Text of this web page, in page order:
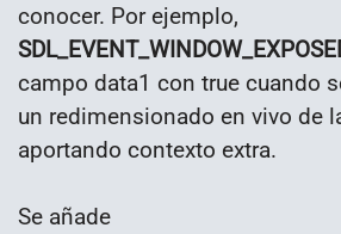
conocer. Por ejemplo,
campo data1 con true cuando
un redimensionado en vivo de
aportando contexto extra.
Se añade